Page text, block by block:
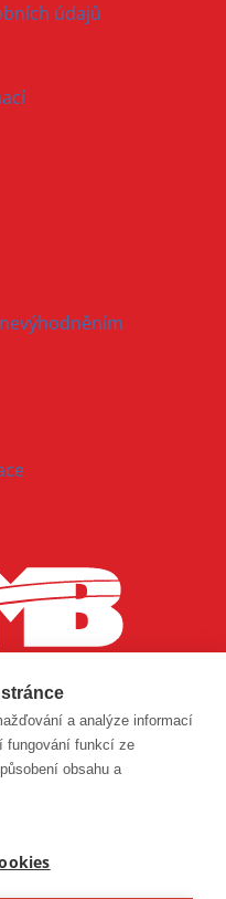
údajů
a analýze informací
fungování funkcí ze
obsahu a